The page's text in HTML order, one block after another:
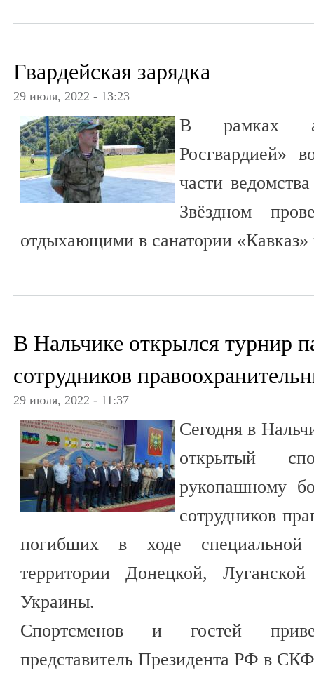
Гвардейская зарядка
29 июля, 2022 - 13:23
В рамках
Росгвардией»
части
Звёздном
отдыхающими в санатории «Кавказ»
В Нальчике открылся турнир
сотрудников
29 июля, 2022 - 11:37
Сегодня в
открытый
рукопашному
сотрудников
погибших в ходе
территории Донецкой,
Украины.
Спортсменов и гостей
представитель Президента РФ в